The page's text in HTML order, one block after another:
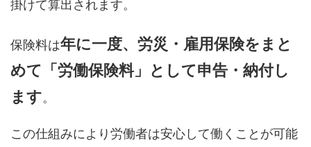
掛けて算出されます。
保険料は年に一度、労災・雇用保険をまと
めて「労働保険料」として申告・納付し
ます。
この仕組みにより労働者は安心して働くことが可能